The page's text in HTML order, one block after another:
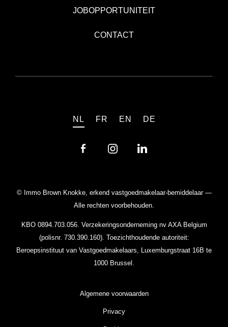
JOBOPPORTUNITEIT
CONTACT
© Immo Brown Knokke, erkend vastgoedmakelaar-bemiddelaar —
Alle rechten voorbehouden.
KBO 0894.703.056. Verzekeringsonderneming nv AXA Belgium
(polisnr. 730.390.160). Toezichthoudende autoriteit:
Beroepsinstituut van Vastgoedmakelaars , Luxemburgstraat 16B te
1000 Brussel.
Algemene voorwaarden
Privacy
NL FR EN DE